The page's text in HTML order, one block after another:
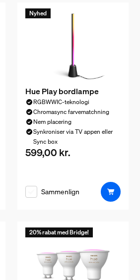
Nyhed
Hue Play bordlampe
RGBWWIC-teknologi
Chromasync farvematchning
Nem placering
Synkroniser via TV appen eller
Sync box
Nuværende pris er 599,00 kr.
599,00 kr.
Sammenlign
20% rabat med Bridge!